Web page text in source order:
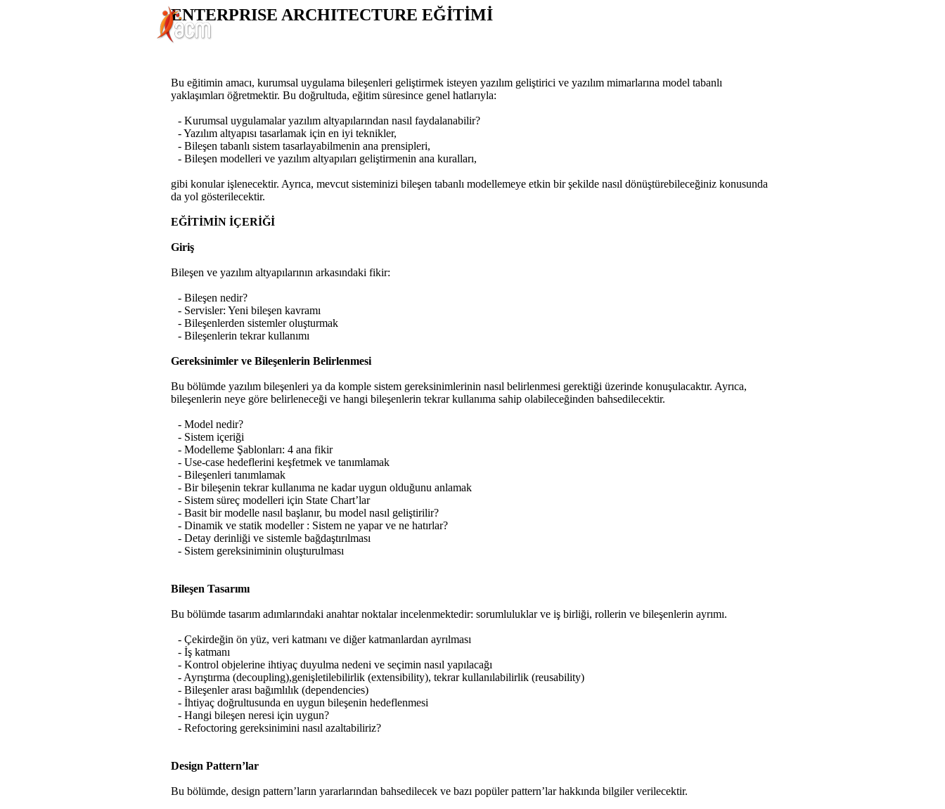
ENTERPRISE ARCHITECTURE EĞİTİMİ
Bu eğitimin amacı, kurumsal uygulama bileşenleri geliştirmek isteyen yazılım geliştirici ve yazılım mimarlarına model tabanlı
yaklaşımları öğretmektir. Bu doğrultuda, eğitim süresince genel hatlarıyla:
- Kurumsal uygulamalar yazılım altyapılarından nasıl faydalanabilir?
- Yazılım altyapısı tasarlamak için en iyi teknikler,
- Bileşen tabanlı sistem tasarlayabilmenin ana prensipleri,
- Bileşen modelleri ve yazılım altyapıları geliştirmenin ana kuralları,
gibi konular işlenecektir. Ayrıca, mevcut sisteminizi bileşen tabanlı modellemeye etkin bir şekilde nasıl dönüştürebileceğiniz konusunda
da yol gösterilecektir.
EĞİTİMİN İÇERİĞİ
Giriş
Bileşen ve yazılım altyapılarının arkasındaki fikir:
- Bileşen nedir?
- Servisler: Yeni bileşen kavramı
- Bileşenlerden sistemler oluşturmak
- Bileşenlerin tekrar kullanımı
Gereksinimler ve Bileşenlerin Belirlenmesi
Bu bölümde yazılım bileşenleri ya da komple sistem gereksinimlerinin nasıl belirlenmesi gerektiği üzerinde konuşulacaktır. Ayrıca,
bileşenlerin neye göre belirleneceği ve hangi bileşenlerin tekrar kullanıma sahip olabileceğinden bahsedilecektir.
- Model nedir?
- Sistem içeriği
- Modelleme Şablonları: 4 ana fikir
- Use-case hedeflerini keşfetmek ve tanımlamak
- Bileşenleri tanımlamak
- Bir bileşenin tekrar kullanıma ne kadar uygun olduğunu anlamak
- Sistem süreç modelleri için State Chart’lar
- Basit bir modelle nasıl başlanır, bu model nasıl geliştirilir?
- Dinamik ve statik modeller : Sistem ne yapar ve ne hatırlar?
- Detay derinliği ve sistemle bağdaştırılması
- Sistem gereksiniminin oluşturulması
Bileşen Tasarımı
Bu bölümde tasarım adımlarındaki anahtar noktalar incelenmektedir: sorumluluklar ve iş birliği, rollerin ve bileşenlerin ayrımı.
- Çekirdeğin ön yüz, veri katmanı ve diğer katmanlardan ayrılması
- İş katmanı
- Kontrol objelerine ihtiyaç duyulma nedeni ve seçimin nasıl yapılacağı
- Ayrıştırma (decoupling),genişletilebilirlik (extensibility), tekrar kullanılabilirlik (reusability)
- Bileşenler arası bağımlılık (dependencies)
- İhtiyaç doğrultusunda en uygun bileşenin hedeflenmesi
- Hangi bileşen neresi için uygun?
- Refoctoring gereksinimini nasıl azaltabiliriz?
Design Pattern’lar
Bu bölümde, design pattern’ların yararlarından bahsedilecek ve bazı popüler pattern’lar hakkında bilgiler verilecektir.